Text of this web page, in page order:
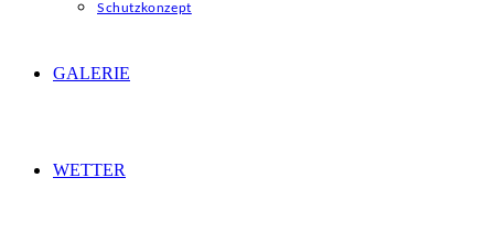
Schutzkonzept
GALERIE
WETTER